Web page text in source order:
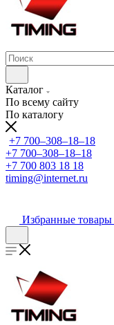
Каталог
По всему сайту
По каталогу
+7 700‒308‒18‒18
+7 700‒308‒18‒18
+7 700 803 18 18
timing@internet.ru
Избранные товары